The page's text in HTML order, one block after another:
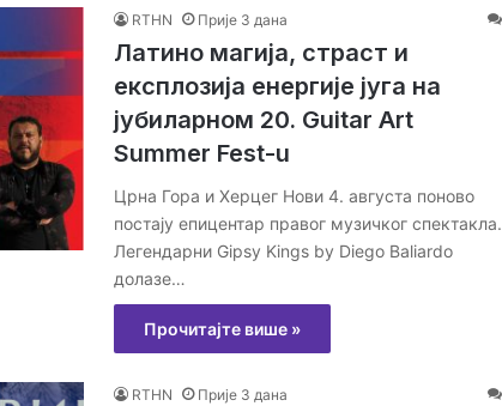
RTHN Прије 3 дана
Латино магија, страст и
експлозија енергије југа на
јубиларном 20. Guitar Art
Summer Fest-u
Црна Гора и Херцег Нови 4. августа поново
постају епицентар правог музичког спектакла.
Легендарни Gipsy Kings by Diego Baliardo
долазе…
Прочитајте више »
RTHN Прије 3 дана